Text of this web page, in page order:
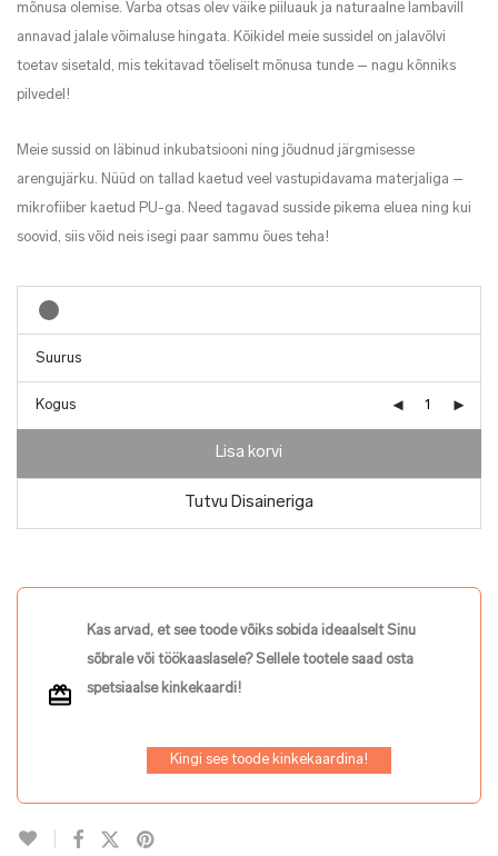
mõnusa olemise. Varba otsas olev väike piiluauk ja naturaalne lambavill
annavad jalale võimaluse hingata. Kõikidel meie sussidel on jalavõlvi
toetav sisetald, mis tekitavad tõeliselt mõnusa tunde – nagu kõnniks
pilvedel!
Meie sussid on läbinud inkubatsiooni ning jõudnud järgmisesse
arengujärku. Nüüd on tallad kaetud veel vastupidavama materjaliga –
mikrofiiber kaetud PU-ga. Need tagavad susside pikema eluea ning kui
soovid, siis võid neis isegi paar sammu õues teha!
Kogus
Lisa korvi
Tutvu Disaineriga
Kas arvad, et see toode võiks sobida ideaalselt Sinu
sõbrale või töökaaslasele? Sellele tootele saad osta
spetsiaalse kinkekaardi!
Kingi see toode kinkekaardina!